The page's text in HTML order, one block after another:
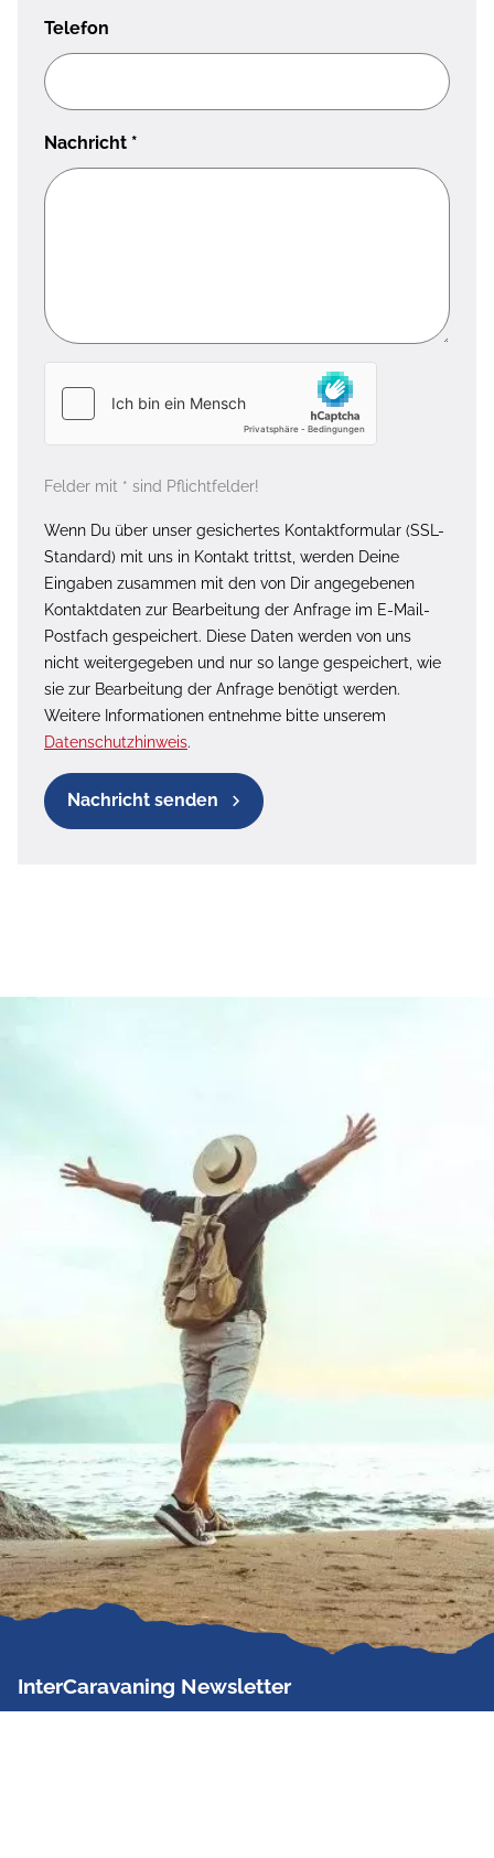
Telefon
Nachricht *
Felder mit * sind Pflichtfelder!
Wenn Du über unser gesichertes Kontaktformular (SSL-
Standard) mit uns in Kontakt trittst, werden Deine
Eingaben zusammen mit den von Dir angegebenen
Kontaktdaten zur Bearbeitung der Anfrage im E-Mail-
Postfach gespeichert. Diese Daten werden von uns
nicht weitergegeben und nur so lange gespeichert, wie
sie zur Bearbeitung der Anfrage benötigt werden.
Weitere Informationen entnehme bitte unserem
Datenschutzhinweis.
Nachricht senden
InterCaravaning Newsletter